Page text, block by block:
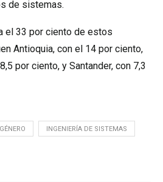
de sistemas.
el 33 por ciento de estos
Antioquia, con el 14 por ciento,
por ciento, y Santander, con 7,3
GÉNERO INGENIERÍA DE SISTEMAS